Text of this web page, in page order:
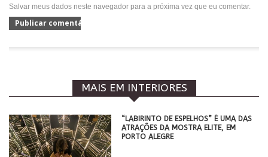
Salvar meus dados neste navegador para a próxima vez que eu comentar.
MAIS EM INTERIORES
“LABIRINTO DE ESPELHOS” É UMA DAS
ATRAÇÕES DA MOSTRA ELITE, EM
PORTO ALEGRE